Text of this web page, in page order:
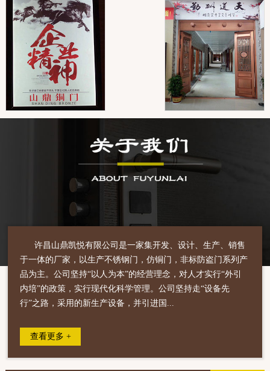
许昌山鼎凯悦有限公司是一家集开发、设计、生产、销售
于一体的厂家，以生产不锈钢门，仿铜门，非标防盗门系列产
品为主。公司坚持“以人为本”的经营理念，对人才实行“外引
内培”的政策，实行现代化科学管理。公司坚持走“设备先
行”之路，采用的新生产设备，并引进国...
查看更多 +